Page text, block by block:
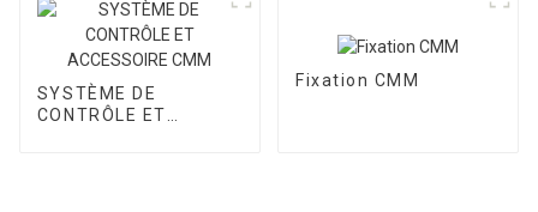
SYSTÈME DE
CONTRÔLE ET
Fixation CMM